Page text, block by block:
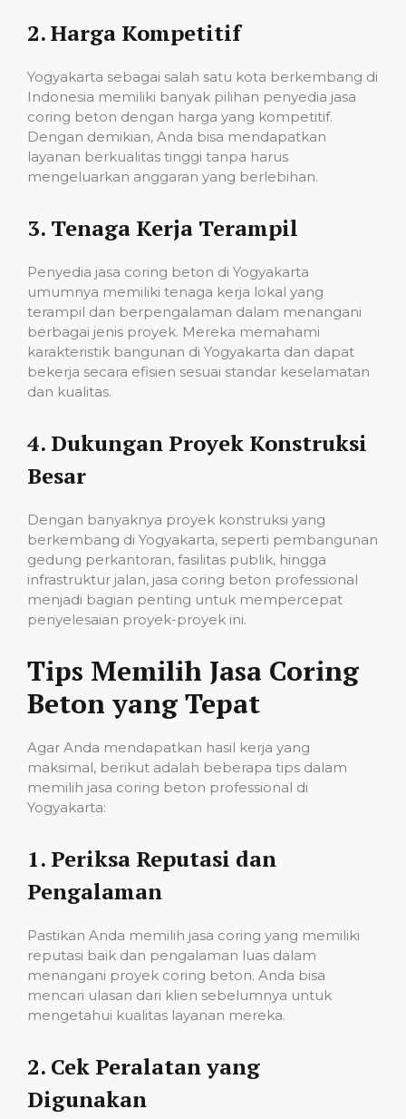
2.Harga Kompetitif
Yogyakarta sebagai salah satu kota berkembang di
Indonesia memiliki banyak pilihan penyedia jasa
coring beton dengan harga yang kompetitif.
Dengan demikian, Anda bisa mendapatkan
layanan berkualitas tinggi tanpa harus
mengeluarkan anggaran yang berlebihan.
3. Tenaga Kerja Terampil
Penyedia jasa coring beton di Yogyakarta
umumnya memiliki tenaga kerja lokal yang
terampil dan berpengalaman dalam menangani
berbagai jenis proyek. Mereka memahami
karakteristik bangunan di Yogyakarta dan dapat
bekerja secara efisien sesuai standar keselamatan
dan kualitas.
4. Dukungan Proyek Konstruksi
Besar
Dengan banyaknya proyek konstruksi yang
berkembang di Yogyakarta, seperti pembangunan
gedung perkantoran, fasilitas publik, hingga
infrastruktur jalan, jasa coring beton professional
menjadi bagian penting untuk mempercepat
penyelesaian proyek-proyek ini.
Tips Memilih Jasa Coring
Beton yang Tepat
Agar Anda mendapatkan hasil kerja yang
maksimal, berikut adalah beberapa tips dalam
memilih jasa coring beton professional di
Yogyakarta:
1. Periksa Reputasi dan
Pengalaman
Pastikan Anda memilih jasa coring yang memiliki
reputasi baik dan pengalaman luas dalam
menangani proyek coring beton. Anda bisa
mencari ulasan dari klien sebelumnya untuk
mengetahui kualitas layanan mereka.
2. Cek Peralatan yang
Digunakan